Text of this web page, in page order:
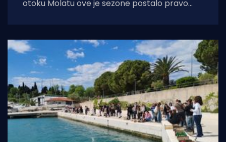
otoku Molatu ove je sezone postalo pravo